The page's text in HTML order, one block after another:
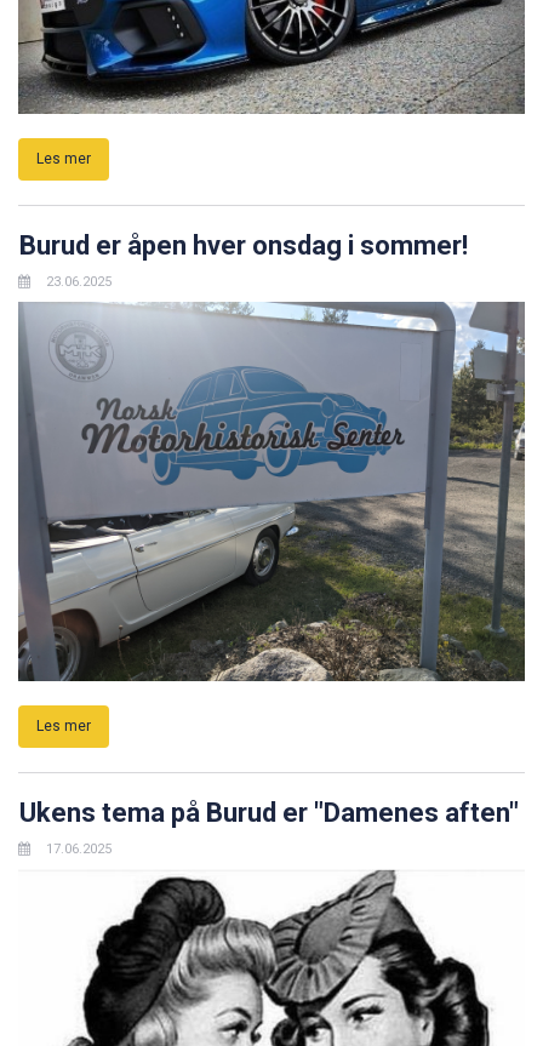
Les mer
Burud er åpen hver onsdag i sommer!
23.06.2025
Les mer
Ukens tema på Burud er "Damenes aften"
17.06.2025